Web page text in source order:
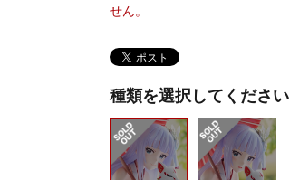
せん。
種類を選択してください